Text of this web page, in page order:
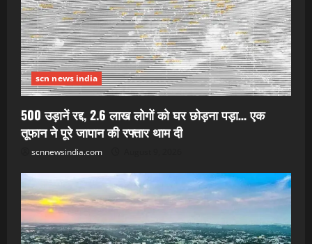
scn news india
500 उड़ानें रद्द, 2.6 लाख लोगों को घर छोड़ना पड़ा… एक
तूफान ने पूरे जापान की रफ्तार थाम दी
scnnewsindia.com